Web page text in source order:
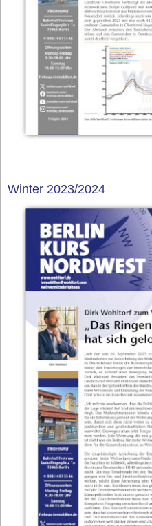
Winter 2023/2024